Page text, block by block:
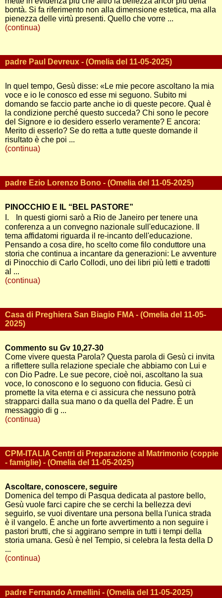
bontà. Si fa riferimento non alla dimensione estetica, ma alla
pienezza delle virtù presenti. Quello che vorre ...
(continua)
padre Paul Devreux - (Omelia del 11-05-2025)
In quel tempo, Gesù disse: «Le mie pecore ascoltano la mia
voce e io le conosco ed esse mi seguono. Subito mi
domando se faccio parte anche io di queste pecore. Qual è
la condizione perché questo succeda? Chi sono le pecore
del Signore e io desidero esserlo veramente? E ancora:
Merito di esserlo? Se do retta a tutte queste domande il
risultato è che poi ...
(continua)
padre Ezio Lorenzo Bono - (Omelia del 11-05-2025)
PINOCCHIO E IL “BEL PASTORE”
I. In questi giorni sarò a Rio de Janeiro per tenere una
conferenza a un convegno nazionale sull'educazione. Il
tema affidatomi riguarda il re-incanto dell'educazione.
Pensando a cosa dire, ho scelto come filo conduttore una
storia che continua a incantare da generazioni: Le avventure
di Pinocchio di Carlo Collodi, uno dei libri più letti e tradotti
al ...
(continua)
Casa di Preghiera San Biagio FMA - (Omelia del 11-05-
2025)
Commento su Gv 10,27-30
Come vivere questa Parola? Questa parola di Gesù ci invita
a riflettere sulla relazione speciale che abbiamo con Lui e
con Dio Padre. Le sue pecore, cioè noi, ascoltano la sua
voce, lo conoscono e lo seguono con fiducia. Gesù ci
promette la vita eterna e ci assicura che nessuno potrà
strapparci dalla sua mano o da quella del Padre. È un
messaggio di g ...
(continua)
CPM-ITALIA Centri di Preparazione al Matrimonio (coppie
- famiglie) - (Omelia del 11-05-2025)
Ascoltare, conoscere, seguire
Domenica del tempo di Pasqua dedicata al pastore bello,
Gesù vuole farci capire che se cerchi la bellezza devi
seguirlo, se vuoi diventare una persona bella l'unica strada
è il vangelo. È anche un forte avvertimento a non seguire i
pastori brutti, che si aggirano sempre in tutti i tempi della
storia umana. Gesù è nel Tempio, si celebra la festa della D
...
(continua)
padre Fernando Armellini - (Omelia del 11-05-2025)